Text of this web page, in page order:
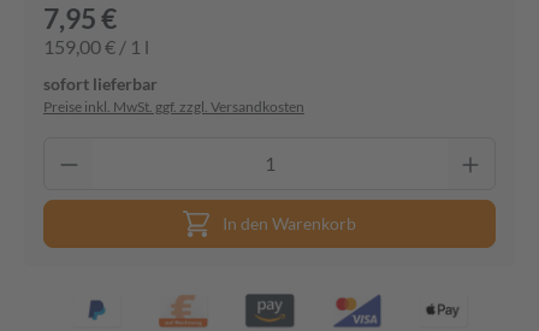
7,95 €
159,00 € / 1 l
sofort lieferbar
Preise inkl. MwSt. ggf. zzgl. Versandkosten
In den Warenkorb